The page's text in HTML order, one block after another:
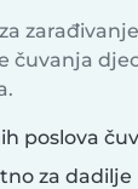
čuvanja
poslova
za dadilje